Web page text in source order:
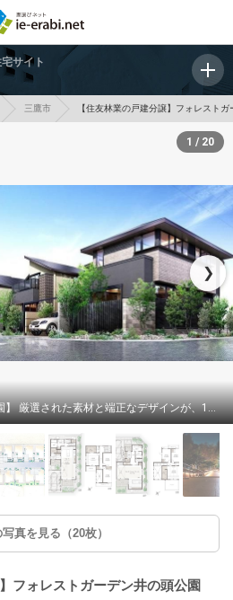
サイト
三鷹市 【住友林業の戸建分譲】フォレスト
【フォレストガーデン井の頭公園】 厳選された素材と端正なデザインが、13邸の街区に確かな品格をもたらします。※外観完成予想CG(右よりNo1. 2. 3. 13) 完成予想図(外観)
❯
1 / 20
真を見る（20枚）
フォレストガーデン井の頭公園